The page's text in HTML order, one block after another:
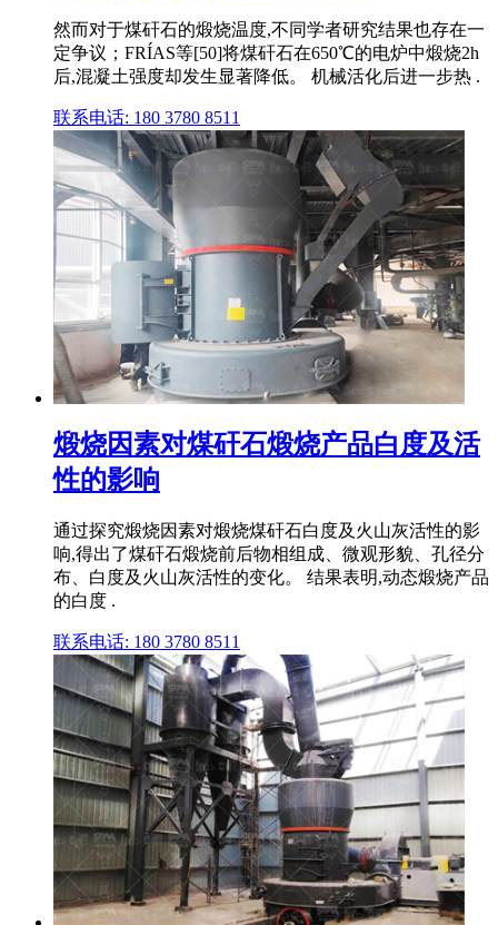
然而对于煤矸石的煅烧温度,不同学者研究结果也存在一
定争议；FRÍAS等[50]将煤矸石在650℃的电炉中煅烧2h
后,混凝土强度却发生显著降低。 机械活化后进一步热 .
联系电话: 180 3780 8511
煅烧因素对煤矸石煅烧产品白度及活
性的影响
通过探究煅烧因素对煅烧煤矸石白度及火山灰活性的影
响,得出了煤矸石煅烧前后物相组成、微观形貌、孔径分
布、白度及火山灰活性的变化。 结果表明,动态煅烧产品
的白度 .
联系电话: 180 3780 8511